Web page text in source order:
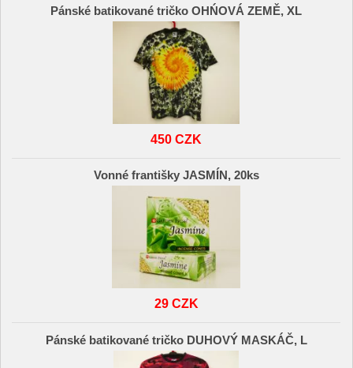
Pánské batikované tričko OHŃOVÁ ZEMĚ, XL
450 CZK
Vonné františky JASMÍN, 20ks
29 CZK
Pánské batikované tričko DUHOVÝ MASKÁČ, L